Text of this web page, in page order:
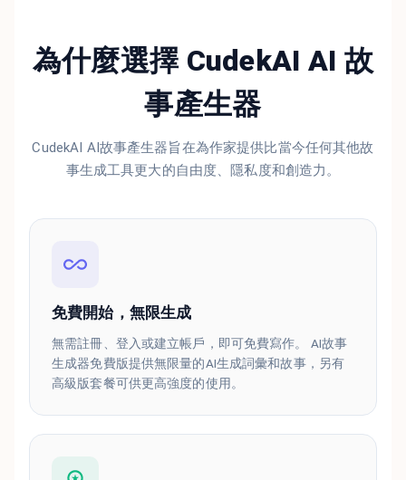
為什麼選擇 CudekAI AI 故
事產生器
CudekAI AI故事產生器旨在為作家提供比當今任何其他故
事生成工具更大的自由度、隱私度和創造力。
免費開始，無限生成
無需註冊、登入或建立帳戶，即可免費寫作。 AI故事
生成器免費版提供無限量的AI生成詞彙和故事，另有
高級版套餐可供更高強度的使用。